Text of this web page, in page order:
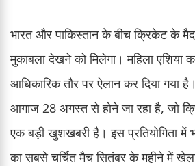
भारत और पाकिस्तान के बीच क्रिकेट के
मुकाबला देखने को मिलेगा। महिला
आधिकारिक तौर पर ऐलान कर दिया गया
आगाज 28 अगस्त से होने जा रहा है, जो
एक बड़ी खुशखबरी है। इस प्रतियोगिता में
का सबसे चर्चित मैच सितंबर के महीने में